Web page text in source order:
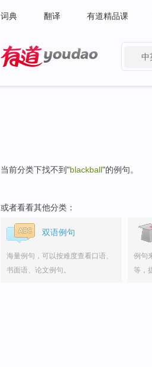
词典 翻译 有道精品课
中
当前分类下找不到"blackball"的例句。
或者看看其他分类：
双语例句
海量例句，可以按难度查看口语、
书面语、论文例句。
例句
等，